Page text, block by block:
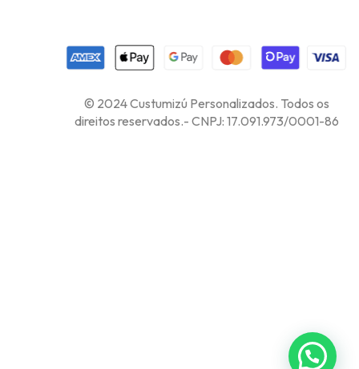
© 2024 Custumizú Personalizados. Todos os
direitos reservados.- CNPJ: 17.091.973/0001-86